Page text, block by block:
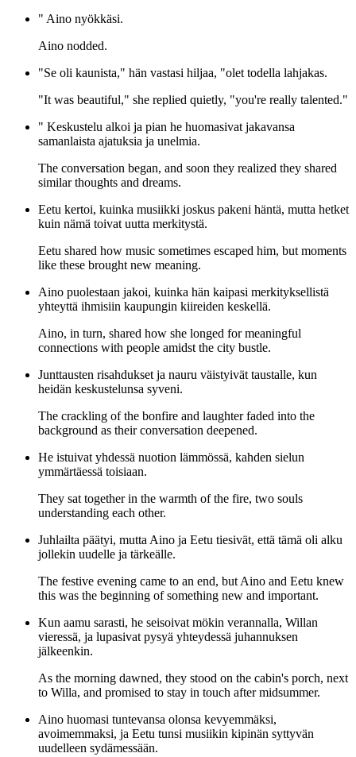
" Aino nyökkäsi.
Aino nodded.
"Se oli kaunista," hän vastasi hiljaa, "olet todella lahjakas.
"It was beautiful," she replied quietly, "you're really talented."
" Keskustelu alkoi ja pian he huomasivat jakavansa
samanlaista ajatuksia ja unelmia.
The conversation began, and soon they realized they shared
similar thoughts and dreams.
Eetu kertoi, kuinka musiikki joskus pakeni häntä, mutta hetket
kuin nämä toivat uutta merkitystä.
Eetu shared how music sometimes escaped him, but moments
like these brought new meaning.
Aino puolestaan jakoi, kuinka hän kaipasi merkityksellistä
yhteyttä ihmisiin kaupungin kiireiden keskellä.
Aino, in turn, shared how she longed for meaningful
connections with people amidst the city bustle.
Junttausten risahdukset ja nauru väistyivät taustalle, kun
heidän keskustelunsa syveni.
The crackling of the bonfire and laughter faded into the
background as their conversation deepened.
He istuivat yhdessä nuotion lämmössä, kahden sielun
ymmärtäessä toisiaan.
They sat together in the warmth of the fire, two souls
understanding each other.
Juhlailta päätyi, mutta Aino ja Eetu tiesivät, että tämä oli alku
jollekin uudelle ja tärkeälle.
The festive evening came to an end, but Aino and Eetu knew
this was the beginning of something new and important.
Kun aamu sarasti, he seisoivat mökin verannalla, Willan
vieressä, ja lupasivat pysyä yhteydessä juhannuksen
jälkeenkin.
As the morning dawned, they stood on the cabin's porch, next
to Willa, and promised to stay in touch after midsummer.
Aino huomasi tuntevansa olonsa kevyemmäksi,
avoimemmaksi, ja Eetu tunsi musiikin kipinän syttyvän
uudelleen sydämessään.